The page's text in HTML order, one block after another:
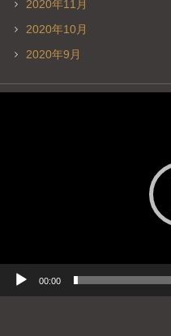
2020年11月
2020年10月
2020年9月
00:00